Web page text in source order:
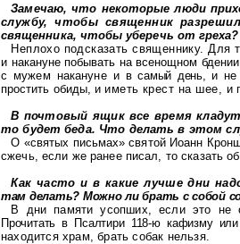
Замечаю, что некоторые люди
службу, чтобы священник
священника, чтобы уберечь от греха?
Неплохо подсказать священнику. Для
и накануне побывать на всенощном
с мужем накануне и в самый день, и не
простить обиды, ииметь крест на шее, и
В почтовый ящик все время
то будет беда. Что делать в этом
О «святых письмах» святой Иоанн
сжечь, если же ранее писал, то сказать
Как часто и в какие лучше дни
там делать? Можно ли брать с собой
В дни памяти усопших, если это не
Прочитать в Псалтири 118-ю кафизму
находится храм, брать собак нельзя.